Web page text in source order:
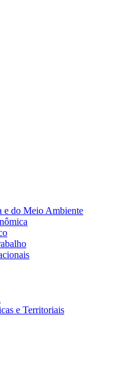
e do Meio Ambiente
e Territoriais